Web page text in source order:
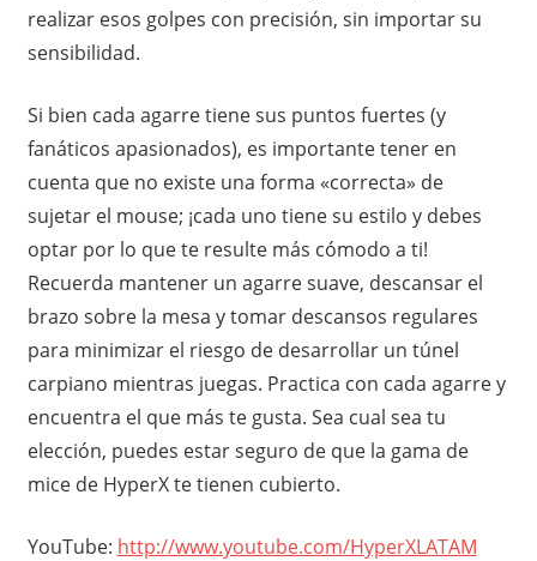
realizar esos golpes con precisión, sin importar su
sensibilidad.
Si bien cada agarre tiene sus puntos fuertes (y
fanáticos apasionados), es importante tener en
cuenta que no existe una forma «correcta» de
sujetar el mouse; ¡cada uno tiene su estilo y debes
optar por lo que te resulte más cómodo a ti!
Recuerda mantener un agarre suave, descansar el
brazo sobre la mesa y tomar descansos regulares
para minimizar el riesgo de desarrollar un túnel
carpiano mientras juegas. Practica con cada agarre y
encuentra el que más te gusta. Sea cual sea tu
elección, puedes estar seguro de que la gama de
mice de HyperX te tienen cubierto.
YouTube: http://www.youtube.com/HyperXLATAM